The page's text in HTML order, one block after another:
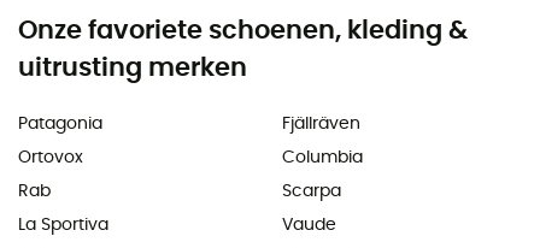
Onze favoriete schoenen, kleding &
uitrusting merken
Patagonia
Ortovox
Rab
La Sportiva
Fjällräven
Columbia
Scarpa
Vaude